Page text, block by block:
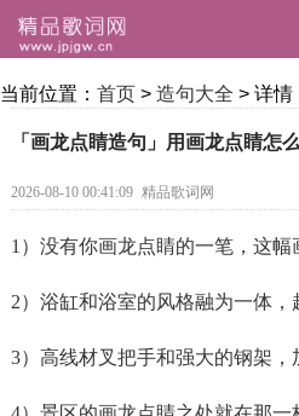
当前位置： 首页 > 造句大全 > 详情
「画龙点睛造句」用画龙点睛怎
2026-08-10 00:41:09 精品歌词网
1）没有你画龙点睛的一笔，这幅
2）浴缸和浴室的风格融为一体，
3）高线材叉把手和强大的钢架，